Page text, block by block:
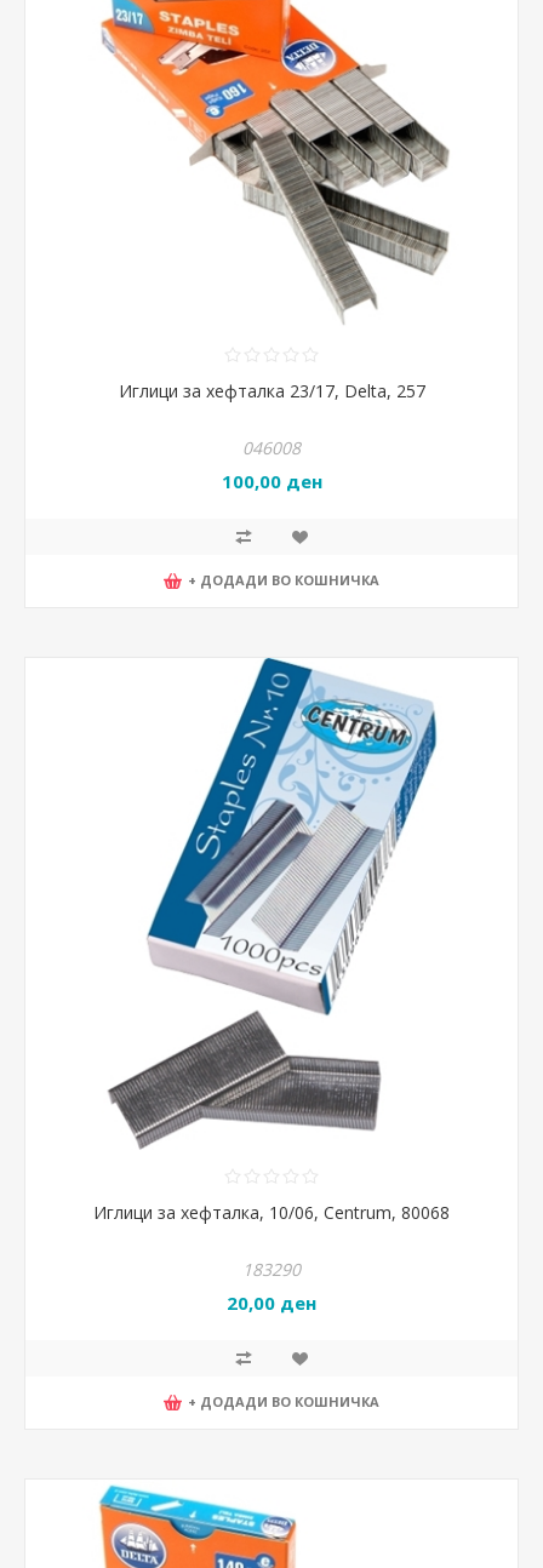
Иглици за хефталка 23/17, Delta, 257
046008
100,00 ден
+ ДОДАДИ ВО КОШНИЧКА
Иглици за хефталка, 10/06, Centrum, 80068
183290
20,00 ден
+ ДОДАДИ ВО КОШНИЧКА